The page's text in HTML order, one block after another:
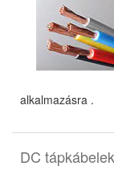
alkalmazásra .
DC tápkábelek